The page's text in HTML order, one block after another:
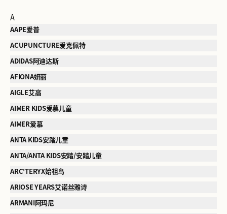
A
AAPE爱普
ACUPUNCTURE爱克佩特
ADIDAS阿迪达斯
AFIONA妍丽
AIGLE艾高
AIMER KIDS爱慕儿童
AIMER爱慕
ANTA KIDS安踏儿童
ANTA/ANTA KIDS安踏/安踏儿童
ARC'TERYX始祖鸟
ARIOSE YEARS艾诺丝雅诗
ARMANI阿玛尼